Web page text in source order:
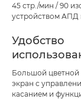
45 стр./мин / 90
устройством АПД
Удобство
Большой цветной
экран с
касанием и